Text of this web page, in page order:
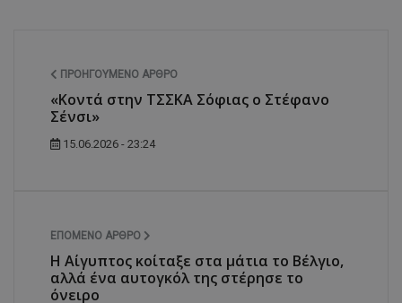
ΠΡΟΗΓΟΎΜΕΝΟ ΆΡΘΡΟ
«Κοντά στην ΤΣΣΚΑ Σόφιας ο Στέφανο
Σένσι»
15.06.2026 - 23:24
ΕΠΌΜΕΝΟ ΆΡΘΡΟ
Η Αίγυπτος κοίταξε στα μάτια το Βέλγιο,
αλλά ένα αυτογκόλ της στέρησε το
όνειρο